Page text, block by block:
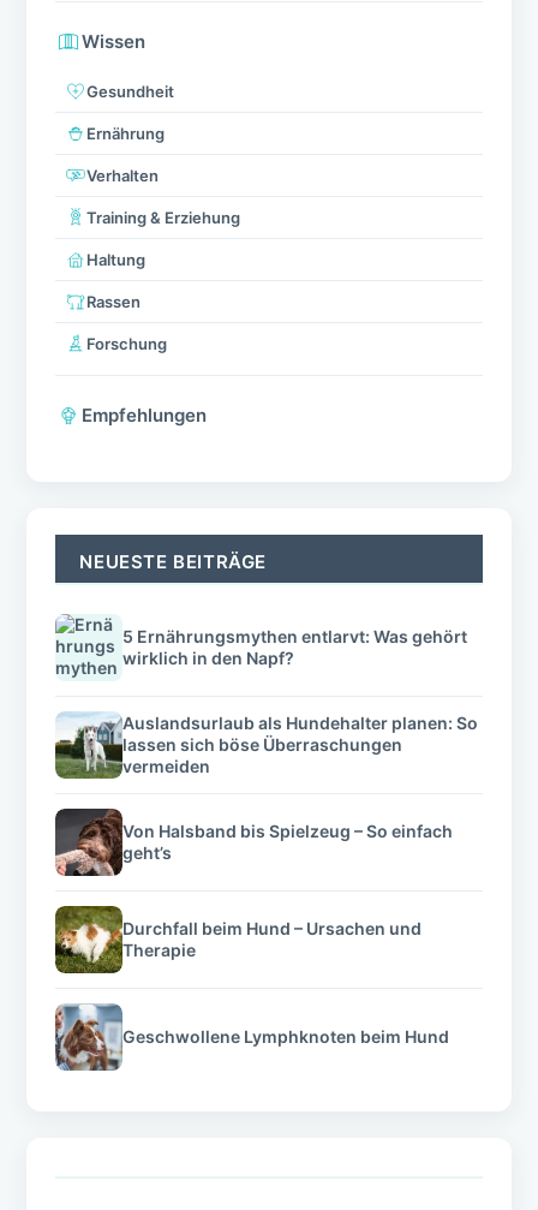
Wissen
Gesundheit
Ernährung
Verhalten
Training & Erziehung
Haltung
Rassen
Forschung
Empfehlungen
NEUESTE BEITRÄGE
5 Ernährungsmythen entlarvt: Was gehört
wirklich in den Napf?
Auslandsurlaub als Hundehalter planen: So
lassen sich böse Überraschungen
vermeiden
Von Halsband bis Spielzeug – So einfach
geht’s
Durchfall beim Hund – Ursachen und
Therapie
Geschwollene Lymphknoten beim Hund